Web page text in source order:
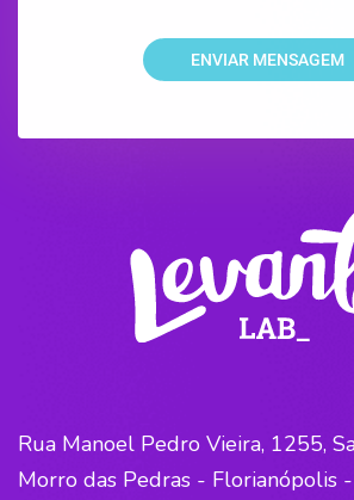
ENVIAR MENSAGEM
Rua Manoel Pedro Vieira, 1255,
Morro das Pedras - Florianópolis